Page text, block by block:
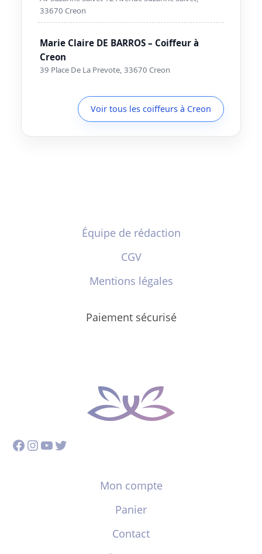
33670 Creon
Marie Claire DE BARROS – Coiffeur à
Creon
39 Place De La Prevote, 33670 Creon
Voir tous les coiffeurs à Creon
Équipe de rédaction
CGV
Mentions légales
Paiement sécurisé
Facebook
Instagram
YouTube
Twitter
Mon compte
Panier
Contact